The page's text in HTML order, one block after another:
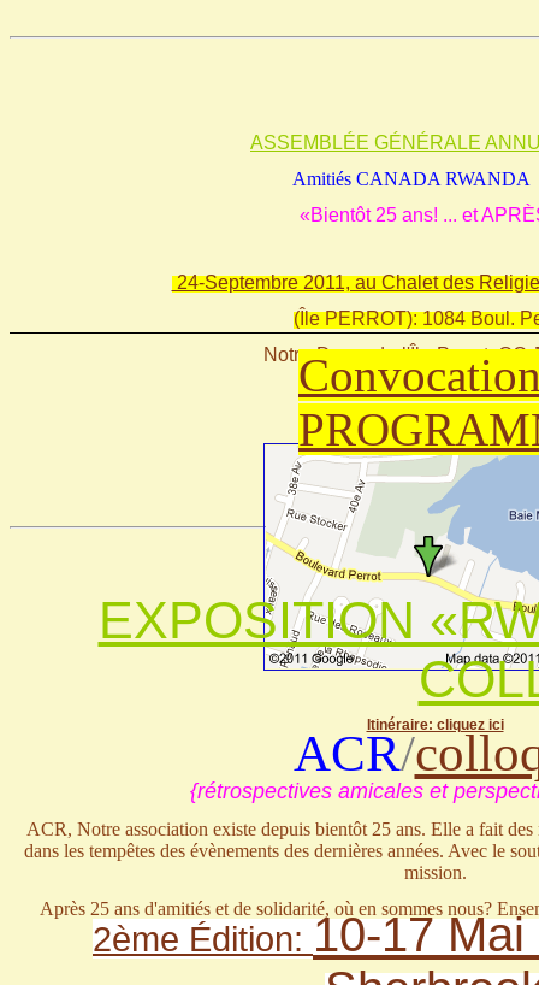
ASSEMBLÉE GÉNÉRALE
Amitiés CANADA RWANDA
«Bientôt 25 ans! ... et
24-Septembre 2011, au Chalet des
(Île PERROT): 1084 Boul.
Notre-Dame-de-l'Île-Perrot, QC
Itinéraire: cliquez ici
{rétrospectives amicales et
ACR, Notre association existe depuis bientôt 25 ans. Elle a fait des
dans les tempêtes des évènements des dernières années. Avec le
mission.
Après 25 ans d'amitiés et de solidarité, où en sommes nous?
convient de renforcer et ce qu'il
EXPOSITION
ACR/
2ème Édition: 10-17